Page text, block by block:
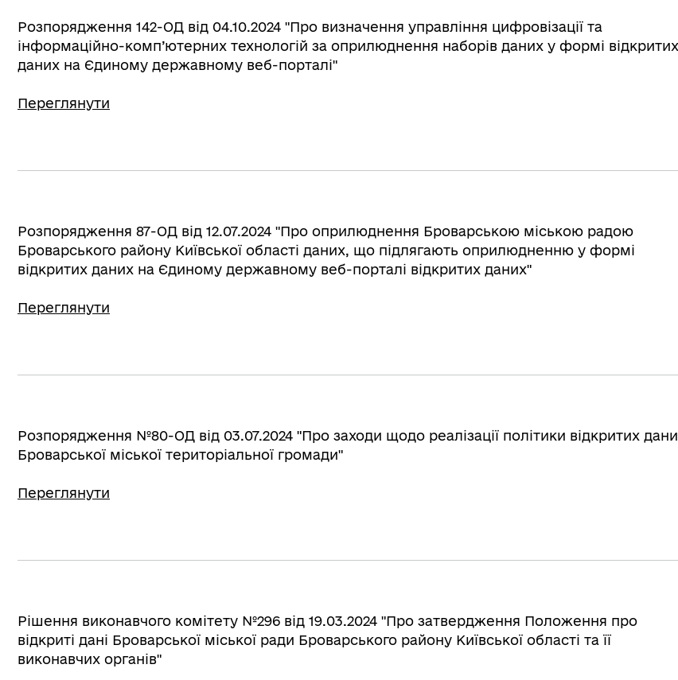
Розпорядження 142-ОД від 04.10.2024 "Про визначення управління цифровізації та
інформаційно-комп’ютерних технологій за оприлюднення наборів даних у формі відкритих
даних на Єдиному державному веб-порталі"
Переглянути
Розпорядження 87-ОД від 12.07.2024 "Про оприлюднення Броварською міською радою
Броварського району Київської області даних, що підлягають оприлюдненню у формі
відкритих даних на Єдиному державному веб-порталі відкритих даних"
Переглянути
Розпорядження №80-ОД від 03.07.2024 "Про заходи щодо реалізації політики відкритих
Броварської міської територіальної громади"
Переглянути
Рішення виконавчого комітету №296 від 19.03.2024 "Про затвердження Положення про
відкриті дані Броварської міської ради Броварського району Київської області та її
виконавчих органів"